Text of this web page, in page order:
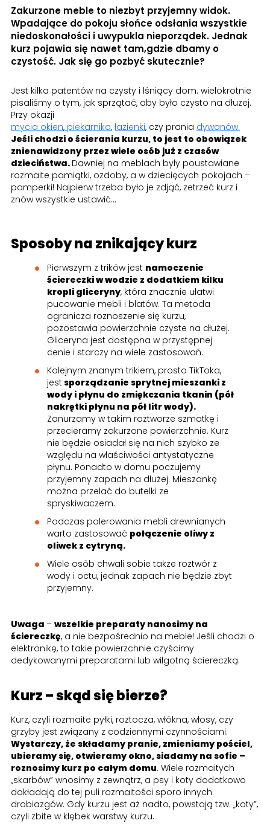
Zakurzone meble to niezbyt przyjemny widok.
Wpadające do pokoju słońce odsłania wszystkie
niedoskonałości i uwypukla nieporządek. Jednak
kurz pojawia się nawet tam,gdzie dbamy o
czystość. Jak się go pozbyć skutecznie?
Jest kilka patentów na czysty i lśniący dom. wielokrotnie
pisaliśmy o tym, jak sprzątać, aby było czysto na dłużej.
Przy okazji
mycia okien, piekarnika, łazienki, czy prania dywanów.
Jeśli chodzi o ścierania kurzu, to jest to obowiązek
znienawidzony przez wiele osób już z czasów
dzieciństwa. Dawniej na meblach były poustawiane
rozmaite pamiątki, ozdoby, a w dziecięcych pokojach –
pamperki! Najpierw trzeba było je zdjąć, zetrzeć kurz i
znów wszystkie ustawić…
Sposoby na znikający kurz
Pierwszym z trików jest namoczenie
ściereczki w wodzie z dodatkiem kilku
kropli gliceryny, która znacznie ułatwi
pucowanie mebli i blatów. Ta metoda
ogranicza roznoszenie się kurzu,
pozostawia powierzchnie czyste na dłużej.
Gliceryna jest dostępna w przystępnej
cenie i starczy na wiele zastosowań.
Kolejnym znanym trikiem, prosto TikToka,
jestsporządzanie sprytnej mieszanki z
wody i płynu do zmiękczania tkanin (pół
nakrętki płynu na pół litr wody).
Zanurzamy w takim roztworze szmatkę i
przecieramy zakurzone powierzchnie. Kurz
nie będzie osiadał się na nich szybko ze
względu na właściwości antystatyczne
płynu. Ponadto w domu poczujemy
przyjemny zapach na dłużej. Mieszankę
można przelać do butelki ze
spryskiwaczem.
Podczas polerowania mebli drewnianych
warto zastosować połączenie oliwy z
oliwek z cytryną.
Wiele osób chwali sobie także roztwór z
wody i octu, jednak zapach nie będzie zbyt
przyjemny.
Uwaga – wszelkie preparaty nanosimy na
ściereczkę, a nie bezpośrednio na meble! Jeśli chodzi o
elektronikę, to takie powierzchnie czyścimy
dedykowanymi preparatami lub wilgotną ściereczką.
Kurz – skąd się bierze?
Kurz, czyli rozmaite pyłki, roztocza, włókna, włosy, czy
grzyby jest związany z codziennymi czynnościami.
Wystarczy, że składamy pranie, zmieniamy pościel,
ubieramy się, otwieramy okno, siadamy na sofie –
roznosimy kurz po całym domu. Wiele rozmaitych
„skarbów” wnosimy z zewnątrz, a psy i koty dodatkowo
dokładają do tej puli rozmaitości sporo innych
drobiazgów. Gdy kurzu jest aż nadto, powstają tzw. „koty”,
czyli zbite w kłębek warstwy kurzu.